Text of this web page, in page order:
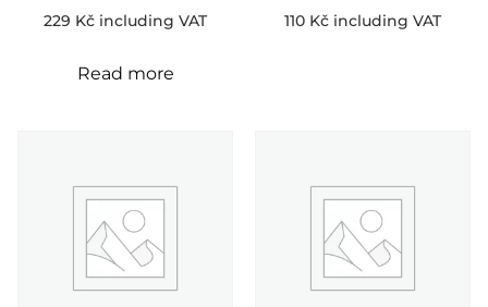
229 Kč including VAT
Read more
110 Kč including VAT